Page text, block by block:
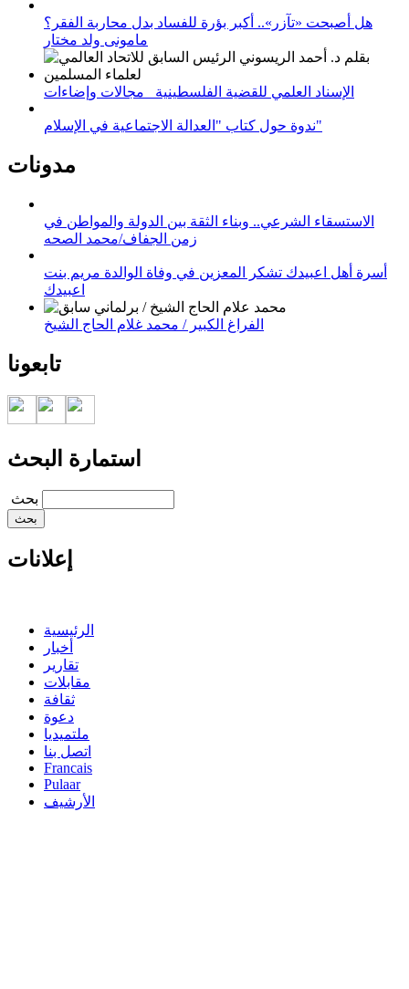
هل أصبحت «تآزر».. أكبر بؤرة للفساد بدل محاربة الفقر؟
مامونى ولد مختار
الإسناد العلمي للقضية الفلسطينية_ مجالات وإضاءات
ندوة حول كتاب "العدالة الاجتماعية في الإسلام"
مدونات
الاستسقاء الشرعي.. وبناء الثقة بين الدولة والمواطن في
زمن الجفاف/محمد الصحه
أسرة أهل اعبيدك تشكر المعزين في وفاة الوالدة مريم بنت
اعبيدك
الفراغ الكبير / محمد غلام الحاج الشيخ
تابعونا
استمارة البحث
‏بحث ‏
إعلانات
الرئيسية
أخبار
تقارير
مقابلات
ثقافة
دعوة
ملتميديا
اتصل بنا
Francais
Pulaar
الأرشيف